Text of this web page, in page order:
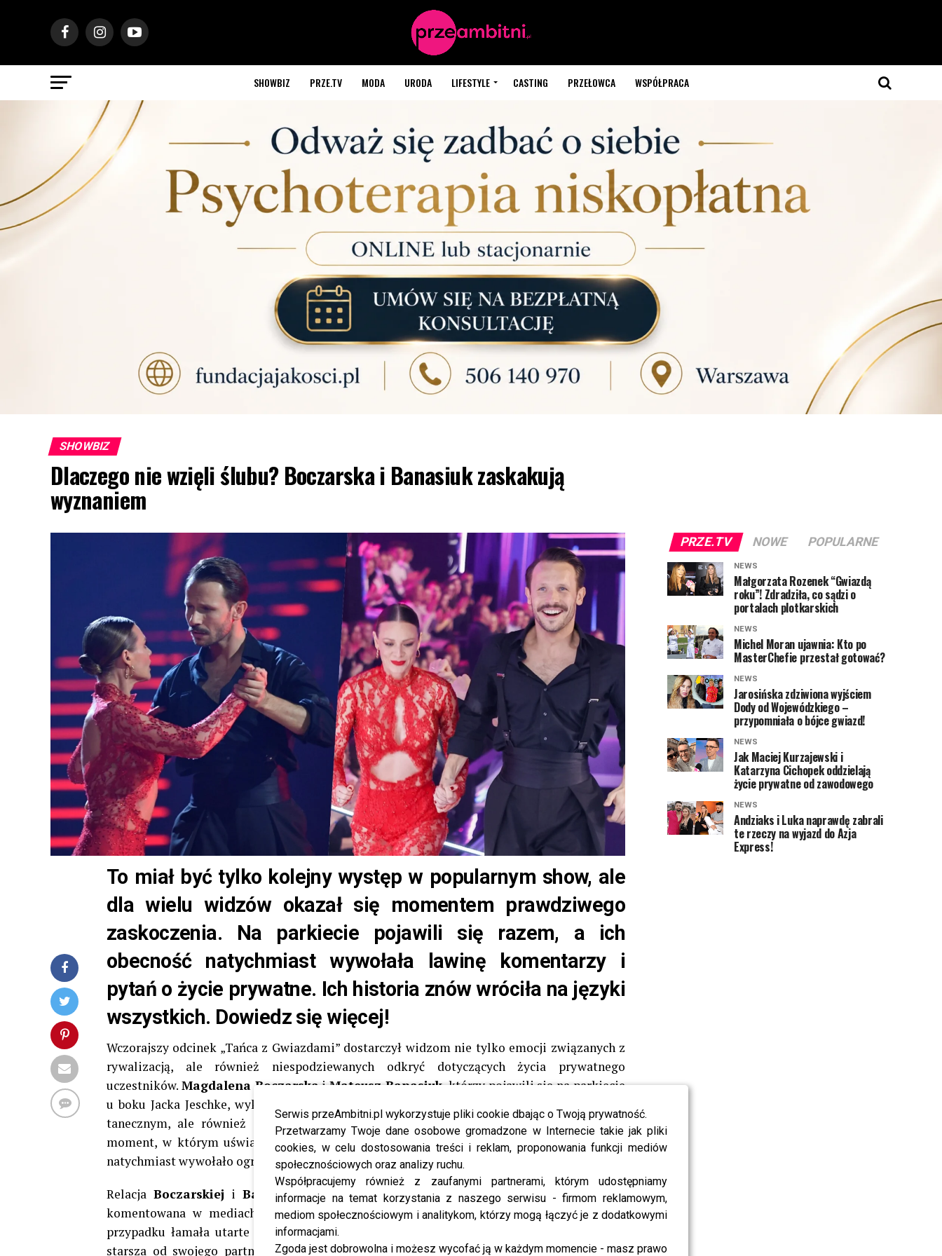
Serwis przeAmbitni.pl wykorzystuje pliki cookie dbając o Twoją prywatność.
Przetwarzamy Twoje dane osobowe gromadzone w Internecie takie jak pliki
cookies, w celu dostosowania treści i reklam, proponowania funkcji mediów
społecznościowych oraz analizy ruchu.
Współpracujemy również z zaufanymi partnerami, którym udostępniamy
informacje na temat korzystania z naszego serwisu - firmom reklamowym,
mediom społecznościowym i analitykom, którzy mogą łączyć je z dodatkowymi
informacjami.
Zgoda jest dobrowolna i możesz wycofać ją w każdym momencie - masz prawo
SHOWBIZ PRZE.TV MODA URODA LIFESTYLE CASTING PRZEŁOWCA WSPÓŁPRACA
SHOWBIZ
Dlaczego nie wzięli ślubu? Boczarska i Banasiuk zaskakują
wyznaniem
To miał być tylko kolejny występ w popularnym show, ale
dla wielu widzów okazał się momentem prawdziwego
zaskoczenia. Na parkiecie pojawili się razem, a ich
obecność natychmiast wywołała lawinę komentarzy i
pytań o życie prywatne. Ich historia znów wróciła na języki
wszystkich. Dowiedz się więcej!
Wczorajszy odcinek „Tańca z Gwiazdami” dostarczył widzom nie tylko emocji związanych z
rywalizacją, ale również niespodziewanych odkryć dotyczących życia prywatnego
uczestników. Magdalena BoczarskaiMateusz Banasiuk, którzy pojawili się na parkiecie
u boku Jacka Jeschke, wykonali tango, które przyciągnęło uwagę nie tylko pod względem
tanecznym, ale również ze względu na ich relację. Dla części widzów był to pierwszy
moment, w którym uświadomili sobie, że aktorzy od lat są parą również poza sceną, co
natychmiast wywołało ogromne zainteresowanie ich historią.
RelacjaBoczarskiej iBanasiukaod samego początku budziła emocje i była szeroko
komentowana w mediach. W dużej mierze wynikało to z różnicy wieku, która w tym
przypadku łamała utarte schematy i stereotypy. To właśnie
starsza od swojego partnera o siedem lat, co przez długi czas było jednym z głównych
PRZE.TV NOWE POPULARNE
NEWS
Małgorzata Rozenek “Gwiazdą
roku”! Zdradziła, co sądzi o
portalach plotkarskich
NEWS
Michel Moran ujawnia: Kto po
MasterChefie przestał gotować?
NEWS
Jarosińska zdziwiona wyjściem
Dody od Wojewódzkiego –
przypomniała o bójce gwiazd!
NEWS
Jak Maciej Kurzajewski i
Katarzyna Cichopek oddzielają
życie prywatne od zawodowego
NEWS
Andziaks i Luka naprawdę zabrali
te rzeczy na wyjazd do Azja
Express!